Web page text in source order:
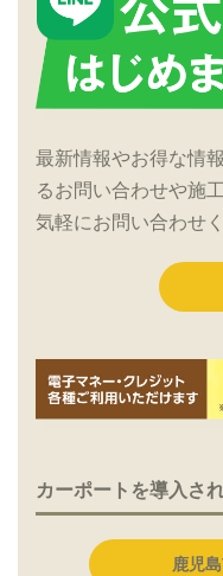
最新情報やお得な情
るお問い合わせや施
気軽にお問い合わせ
カーポートを導入さ
鹿児